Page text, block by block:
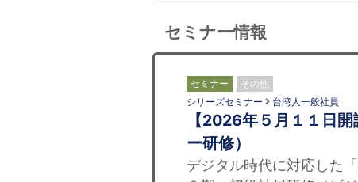
セミナー情報
セミナー その他
シリーズセミナー 台湾人一般社員
【2026年５月１１日
ー研修）
デジタル時代に対応した